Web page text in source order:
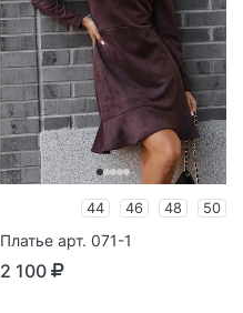
44 46 48 50
Платье арт. 071-1
2 100